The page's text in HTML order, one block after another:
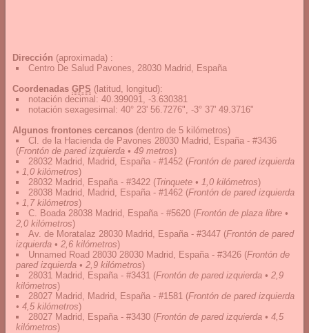
Dirección (aproximada) :
Centro De Salud Pavones, 28030 Madrid, España
Coordenadas GPS (latitud, longitud):
notación decimal : 40.399091, -3.630381
notación sexagesimal : 40° 23' 56.7276", -3° 37' 49.3716"
Algunos frontones cercanos (dentro de 5 kilómetros)
Cl. de la Hacienda de Pavones 28030 Madrid, España - #3436
(Frontón de pared izquierda • 49 metros)
28032 Madrid, Madrid, España - #1452 (Frontón de pared izquierda
• 1,0 kilómetros)
28032 Madrid, España - #3422 (Trinquete • 1,0 kilómetros)
28038 Madrid, Madrid, España - #1462 (Frontón de pared izquierda
• 1,7 kilómetros)
C. Boada 28038 Madrid, España - #5620 (Frontón de plaza libre •
2,0 kilómetros)
Av. de Moratalaz 28030 Madrid, España - #3447 (Frontón de pared
izquierda • 2,6 kilómetros)
Unnamed Road 28030 28030 Madrid, España - #3426 (Frontón de
pared izquierda • 2,9 kilómetros)
28031 Madrid, España - #3431 (Frontón de pared izquierda • 2,9
kilómetros)
28027 Madrid, Madrid, España - #1581 (Frontón de pared izquierda
• 4,5 kilómetros)
28027 Madrid, España - #3430 (Frontón de pared izquierda • 4,5
kilómetros)